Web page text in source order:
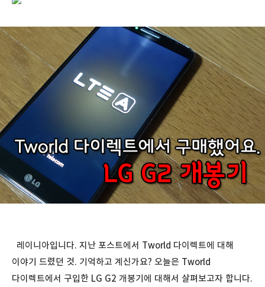
레이니아입니다. 지난 포스트에서 Tworld 다이렉트에 대해
이야기 드렸던 것. 기억하고 계신가요? 오늘은 Tworld
다이렉트에서 구입한 LG G2 개봉기에 대해서 살펴보고자 합니다.